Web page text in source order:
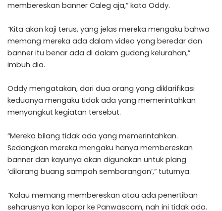
membereskan banner Caleg aja,” kata Oddy.
“Kita akan kaji terus, yang jelas mereka mengaku bahwa
memang mereka ada dalam video yang beredar dan
banner itu benar ada di dalam gudang kelurahan,”
imbuh dia.
Oddy mengatakan, dari dua orang yang diklarifikasi
keduanya mengaku tidak ada yang memerintahkan
menyangkut kegiatan tersebut.
“Mereka bilang tidak ada yang memerintahkan.
Sedangkan mereka mengaku hanya membereskan
banner dan kayunya akan digunakan untuk plang
‘dilarang buang sampah sembarangan’,” tuturnya.
“Kalau memang membereskan atau ada penertiban
seharusnya kan lapor ke Panwascam, nah ini tidak ada.